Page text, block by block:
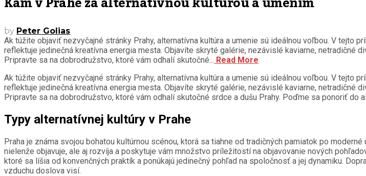
by Peter Golias
Ak túžite objaviť nezvyčajné stránky Prahy, alternatívna kultúra a umenie sú ideálnou voľbou. V tejto
reflektuje jedinečná kreatívna energia mesta. Objavíte skryté galérie, nezávislé kaviarne, netradičné
Pripravte sa na dobrodružstvo, ktoré vám odhalí skutočné... Read More
Ak túžite objaviť nezvyčajné stránky Prahy, alternatívna kultúra a umenie sú ideálnou voľbou. V tejto
reflektuje jedinečná kreatívna energia mesta. Objavíte skryté galérie, nezávislé kaviarne, netradičné
Pripravte sa na dobrodružstvo, ktoré vám odhalí skutočné srdce a dušu Prahy. Poďme sa ponoriť do
Typy alternatívnej kultúry v Prahe
Praha je známa svojou bohatou kultúrnou scénou, ktorá sa tiahne od tradičných pamiatok po
nielenže objavuje, ale aj rozvíja a poskytuje vám množstvo príležitostí na objavovanie nových
ktoré sa líšia od konvenčných praktík a ponúkajú jedinečný pohľad na spoločnosť a jej dynamiku.
vzduchu doslova visí.